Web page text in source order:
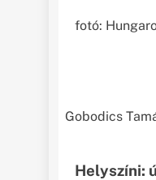
fotó:
Gobodics
Helyszíni: